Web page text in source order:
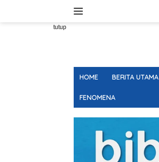
tutup
HOME BERITA UTAMA
FENOMENA